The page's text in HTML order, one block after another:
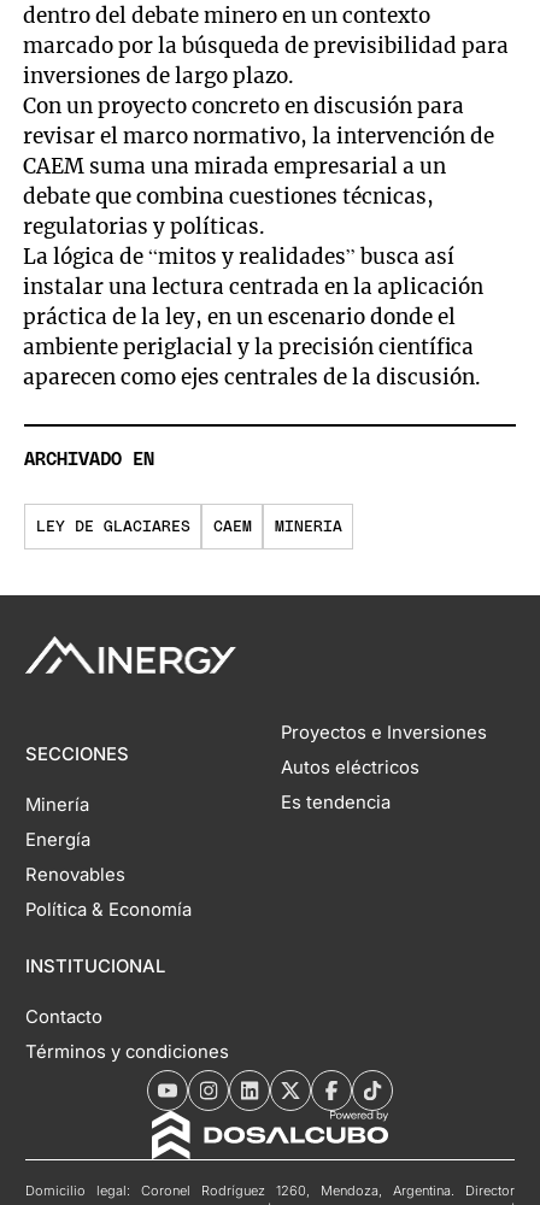
dentro del debate minero en un contexto
marcado por la búsqueda de previsibilidad para
inversiones de largo plazo.
Con un proyecto concreto en discusión para
revisar el marco normativo, la intervención de
CAEM suma una mirada empresarial a un
debate que combina cuestiones técnicas,
regulatorias y políticas.
La lógica de “mitos y realidades” busca así
instalar una lectura centrada en la aplicación
práctica de la ley, en un escenario donde el
ambiente periglacial y la precisión científica
aparecen como ejes centrales de la discusión.
ARCHIVADO EN
LEY DE GLACIARES CAEM MINERIA
SECCIONES
Minería
Energía
Renovables
Política & Economía
INSTITUCIONAL
Contacto
Términos y condiciones
Proyectos e Inversiones
Autos eléctricos
Es tendencia
Domicilio legal: Coronel Rodríguez 1260, Mendoza, Argentina. Director